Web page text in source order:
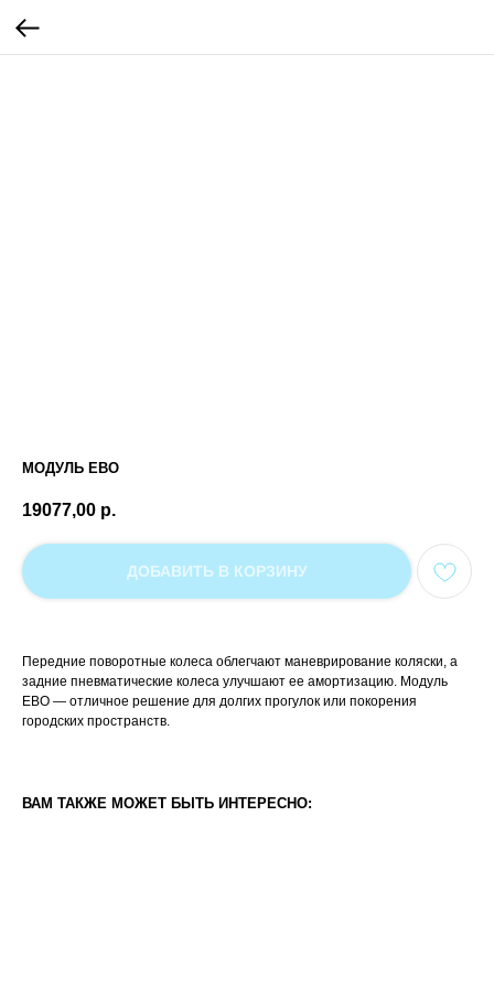
МОДУЛЬ ЕВО
19077,00 р.
ДОБАВИТЬ В КОРЗИНУ
Передние поворотные колеса облегчают маневрирование коляски, а
задние пневматические колеса улучшают ее амортизацию. Модуль
ЕВО — отличное решение для долгих прогулок или покорения
городских пространств.
ВАМ ТАКЖЕ МОЖЕТ БЫТЬ ИНТЕРЕСНО: